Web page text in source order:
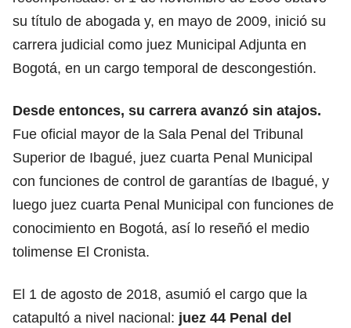
su título de abogada y, en mayo de 2009, inició su
carrera judicial como juez Municipal Adjunta en
Bogotá, en un cargo temporal de descongestión.
Desde entonces, su carrera avanzó sin atajos.
Fue oficial mayor de la Sala Penal del Tribunal
Superior de Ibagué, juez cuarta Penal Municipal
con funciones de control de garantías de Ibagué, y
luego juez cuarta Penal Municipal con funciones de
conocimiento en Bogotá, así lo reseñó el medio
tolimense El Cronista.
El 1 de agosto de 2018, asumió el cargo que la
catapultó a nivel nacional: juez 44 Penal del